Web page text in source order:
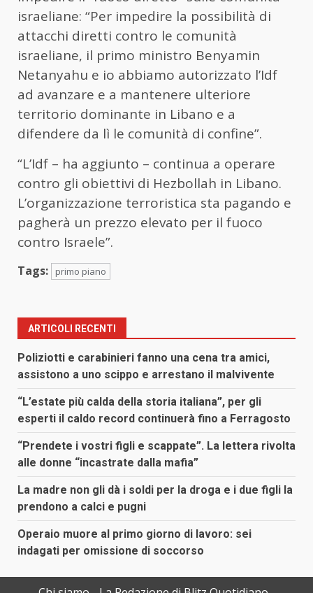
israeliane: “Per impedire la possibilità di
attacchi diretti contro le comunità
israeliane, il primo ministro Benyamin
Netanyahu e io abbiamo autorizzato l’Idf
ad avanzare e a mantenere ulteriore
territorio dominante in Libano e a
difendere da lì le comunità di confine”.
“L’Idf – ha aggiunto – continua a operare
contro gli obiettivi di Hezbollah in Libano.
L’organizzazione terroristica sta pagando e
pagherà un prezzo elevato per il fuoco
contro Israele”.
Tags: primo piano
ARTICOLI RECENTI
Poliziotti e carabinieri fanno una cena tra amici,
assistono a uno scippo e arrestano il malvivente
“L’estate più calda della storia italiana”, per gli
esperti il caldo record continuerà fino a Ferragosto
“Prendete i vostri figli e scappate”. La lettera rivolta
alle donne “incastrate dalla mafia”
La madre non gli dà i soldi per la droga e i due figli la
prendono a calci e pugni
Operaio muore al primo giorno di lavoro: sei
indagati per omissione di soccorso